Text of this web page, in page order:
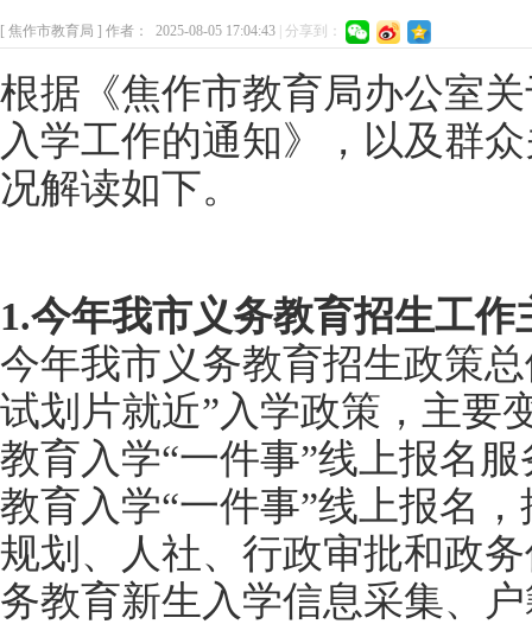
[ 焦作市教育局 ] 作者： 2025-08-05 17:04:43 分享到：
根据《焦作市教育局办公室
入学工作的通知》，以及群
况解读如下。
1.今年我市义务教育招生工
今年我市义务教育招生政策
试划片就近”入学政策，主要
教育入学“一件事”线上报名
教育入学“一件事”线上报名
规划、人社、行政审批和政
务教育新生入学信息采集、